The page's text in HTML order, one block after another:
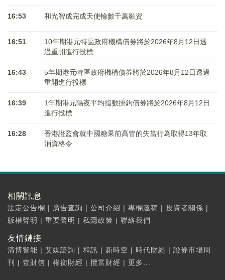
16:53 和光智成完成天使輪數千萬融資
16:51
10年期港元特區政府機構債券將於2026年8月12日透
過重開進行投標
16:43
5年期港元特區政府機構債券將於2026年8月12日透過
重開進行投標
16:39
1年期港元隔夜平均指數掛鉤債券將於2026年8月12日
進行投標
16:28
香港證監會就中國糖果前高管的失當行為取得13年取
消資格令
相關訊息
法定公告欄 | 廣告查詢 | 公司介紹 | 專欄邀稿 | 投資者關係 |
版權聲明 | 重要聲明 | 私隱政策 | 聯絡我們
友情鏈接
清博智能 | 艾媒諮詢 | 和訊 | 新時空 | 時代財經 | 證券市場周
刊
| 壹財信 | 權衡財經 | 攬富財經 | 更多...